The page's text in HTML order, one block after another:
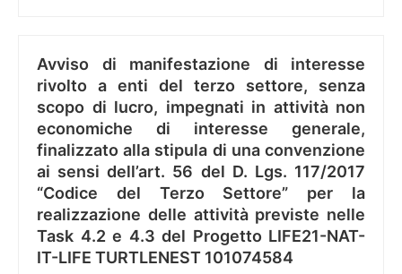
Avviso di manifestazione di interesse
rivolto a enti del terzo settore, senza
scopo di lucro, impegnati in attività non
economiche di interesse generale,
finalizzato alla stipula di una convenzione
ai sensi dell’art. 56 del D. Lgs. 117/2017
“Codice del Terzo Settore” per la
realizzazione delle attività previste nelle
Task 4.2 e 4.3 del Progetto LIFE21-NAT-
IT-LIFE TURTLENEST 101074584